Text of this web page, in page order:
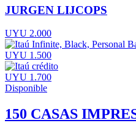
JURGEN LIJCOPS
UYU 2.000
UYU 1.500
UYU 1.700
Disponible
150 CASAS